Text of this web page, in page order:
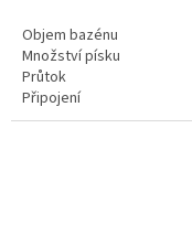
Objem bazénu
Množství písku
Průtok
Připojení